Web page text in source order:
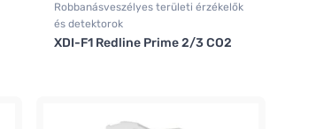
Robbanásveszélyes területi érzékelők
és detektorok
XDI-F1 Redline Prime 2/3 CO2